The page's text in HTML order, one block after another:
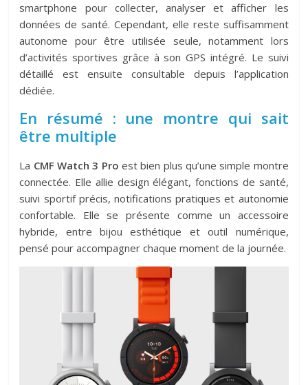
smartphone pour collecter, analyser et afficher les
données de santé. Cependant, elle reste suffisamment
autonome pour être utilisée seule, notamment lors
d’activités sportives grâce à son GPS intégré. Le suivi
détaillé est ensuite consultable depuis l’application
dédiée.
En résumé : une montre qui sait
être multiple
La CMF Watch 3 Pro est bien plus qu’une simple montre
connectée. Elle allie design élégant, fonctions de santé,
suivi sportif précis, notifications pratiques et autonomie
confortable. Elle se présente comme un accessoire
hybride, entre bijou esthétique et outil numérique,
pensé pour accompagner chaque moment de la journée.